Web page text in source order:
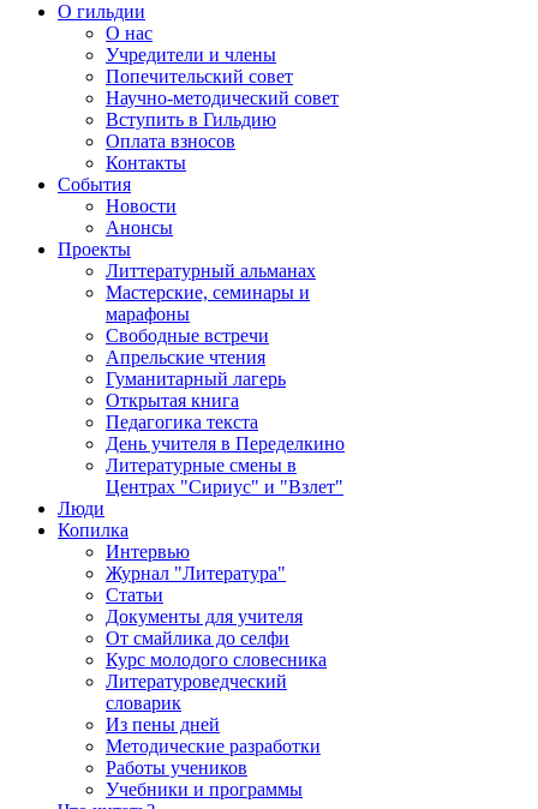
О гильдии
О нас
Учредители и члены
Попечительский совет
Научно-методический совет
Вступить в Гильдию
Оплата взносов
Контакты
События
Новости
Анонсы
Проекты
Литтературный альманах
Мастерские, семинары и
марафоны
Свободные встречи
Апрельские чтения
Гуманитарный лагерь
Открытая книга
Педагогика текста
День учителя в Переделкино
Литературные смены в
Центрах "Сириус" и "Взлет"
Люди
Копилка
Интервью
Журнал "Литература"
Статьи
Документы для учителя
От смайлика до селфи
Курс молодого словесника
Литературоведческий
словарик
Из пены дней
Методические разработки
Работы учеников
Учебники и программы